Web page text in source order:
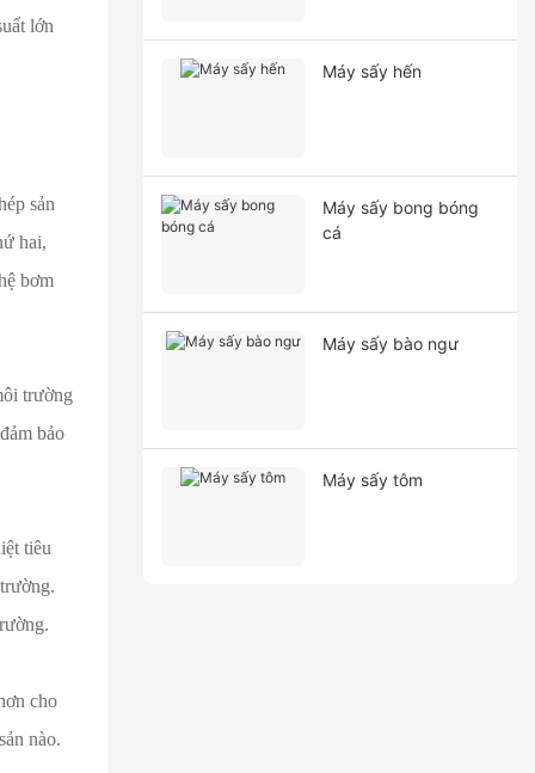
lớn
sản
hai,
bơm
trường
bảo
tiêu
cho
nào.
Máy sấy hến
Máy sấy bong bóng
cá
Máy sấy bào ngư
Máy sấy tôm